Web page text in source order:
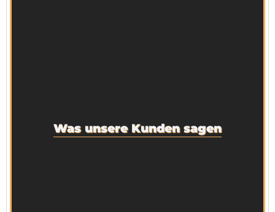
Was unsere Kunden sagen